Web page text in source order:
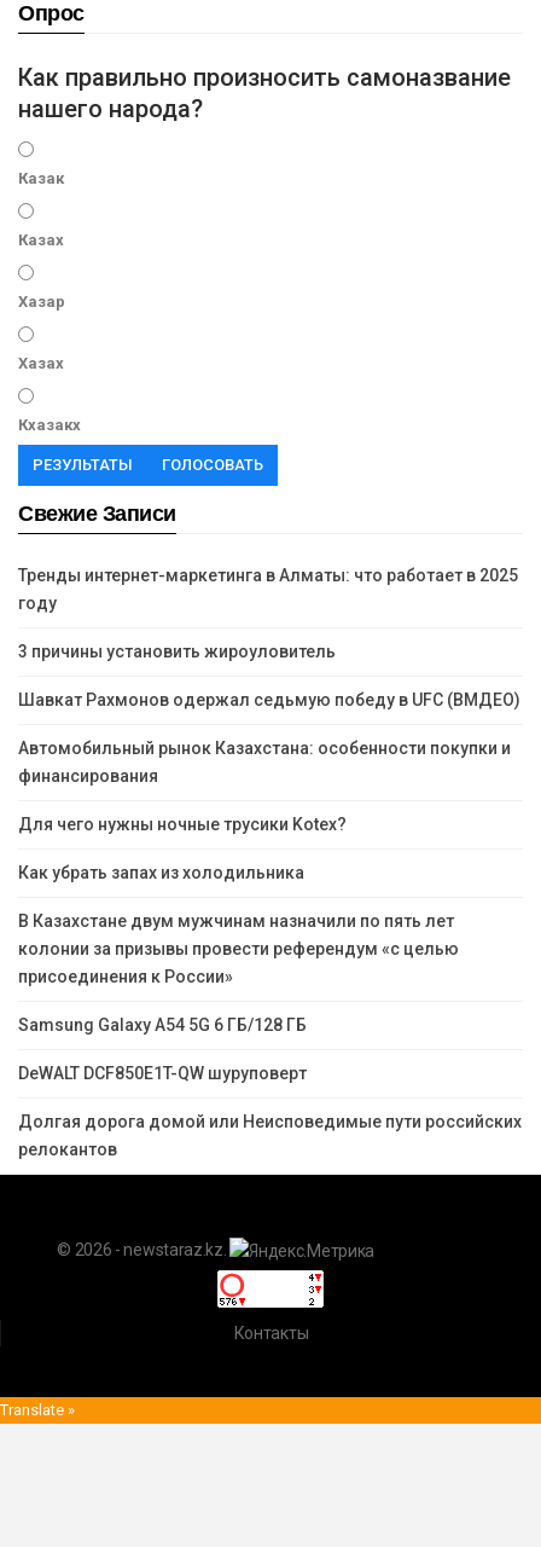
Опрос
Как правильно произносить самоназвание
нашего народа?
Казак
Казах
Хазар
Хазах
Кхазакх
РЕЗУЛЬТАТЫ ГОЛОСОВАТЬ
Свежие Записи
Тренды интернет-маркетинга в Алматы: что работает в 2025
году
3 причины установить жироуловитель
Шавкат Рахмонов одержал седьмую победу в UFC (ВМДЕО)
Автомобильный рынок Казахстана: особенности покупки и
финансирования
Для чего нужны ночные трусики Kotex?
Как убрать запах из холодильника
В Казахстане двум мужчинам назначили по пять лет
колонии за призывы провести референдум «с целью
присоединения к России»
Samsung Galaxy A54 5G 6 ГБ/128 ГБ
DeWALT DCF850E1T-QW шуруповерт
Долгая дорога домой или Неисповедимые пути российских
релокантов
© 2026 - newstaraz.kz.
Контакты
Translate »